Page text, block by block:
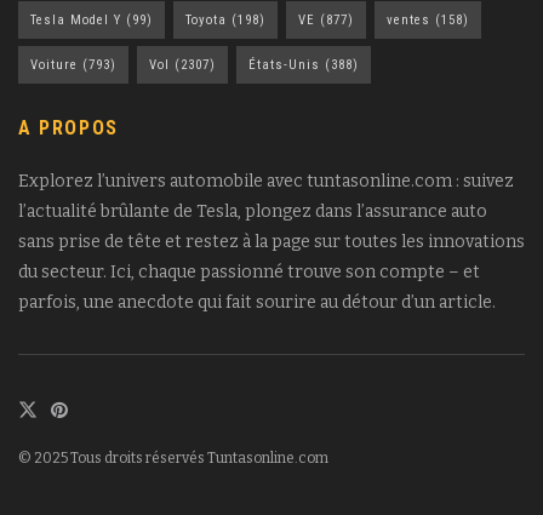
Tesla Model Y (99) Toyota (198) VE (877) ventes (158)
Voiture (793) Vol (2307) États-Unis (388)
A PROPOS
Explorez l’univers automobile avec tuntasonline.com : suivez
l’actualité brûlante de Tesla, plongez dans l’assurance auto
sans prise de tête et restez à la page sur toutes les innovations
du secteur. Ici, chaque passionné trouve son compte – et
parfois, une anecdote qui fait sourire au détour d’un article.
© 2025 Tous droits réservés Tuntasonline.com